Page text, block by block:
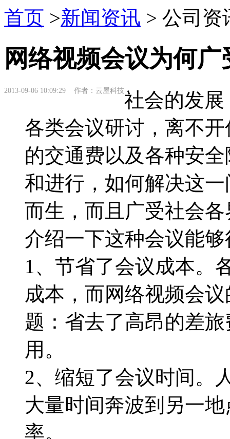
首页 >新闻资讯 > 公司资
网络视频会议为何
2013-09-06 10:09:29 作者：云屋科技社会的发
各类会议研讨，离不
的交通费以及各种安
和进行，如何解决这
而生，而且广受社会
介绍一下这种会议能
1、节省了会议成本。
成本，而网络视频会
题：省去了高昂的差
用。
2、缩短了会议时间。
大量时间奔波到另一
率。